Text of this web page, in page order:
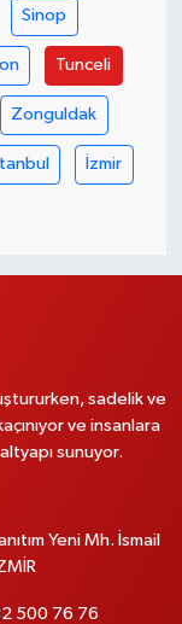
Sinop
Tunceli
Zonguldak
İzmir
sadelik ve
ve insanlara
sunuyor.
Yeni Mh. İsmail
500 76 76